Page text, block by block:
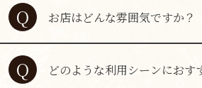
Q お店はどんな雰囲気ですか？
A 活気のある、にぎやかで大阪
Q どのような利用シーンにおす